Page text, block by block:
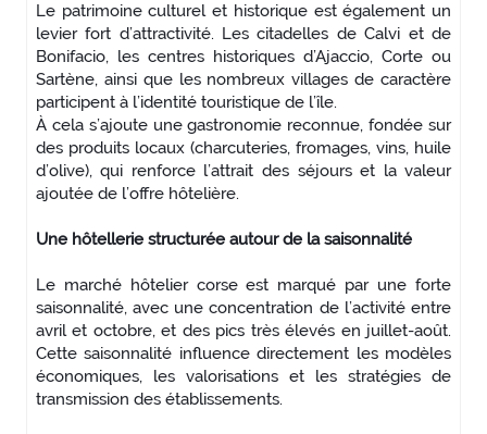
Le patrimoine culturel et historique est également un
levier fort d’attractivité. Les citadelles de Calvi et de
Bonifacio, les centres historiques d’Ajaccio, Corte ou
Sartène, ainsi que les nombreux villages de caractère
participent à l’identité touristique de l’île.
À cela s’ajoute une gastronomie reconnue, fondée sur
des produits locaux (charcuteries, fromages, vins, huile
d’olive), qui renforce l’attrait des séjours et la valeur
ajoutée de l’offre hôtelière.
Une hôtellerie structurée autour de la saisonnalité
Le marché hôtelier corse est marqué par une forte
saisonnalité, avec une concentration de l’activité entre
avril et octobre, et des pics très élevés en juillet-août.
Cette saisonnalité influence directement les modèles
économiques, les valorisations et les stratégies de
transmission des établissements.